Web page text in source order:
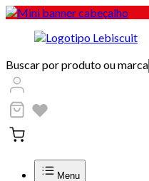
Buscar por produto ou marca
Menu